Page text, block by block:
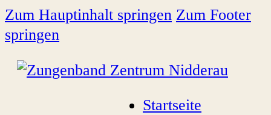
Zum Hauptinhalt springen Zum Footer
springen
Startseite